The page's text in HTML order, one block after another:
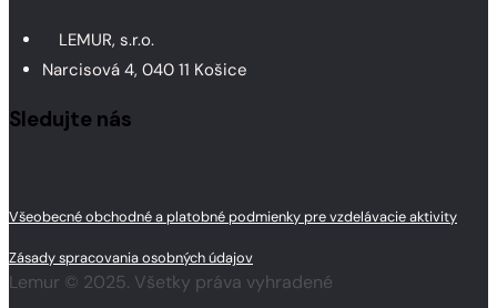
LEMUR, s.r.o.
Narcisová 4, 040 11 Košice
Sledujte nás
Všeobecné obchodné a platobné podmienky pre vzdelávacie aktivity
Zásady spracovania osobných údajov
Lemur © 2025. Všetky práva vyhradené